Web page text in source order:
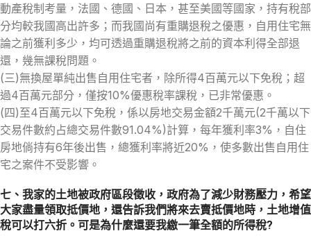
動產稅制考量，法國、德國、日本，甚至美國等國家，持有稅部
分均較我國高出許多；而我國尚有重購退稅之優惠，自用住宅無
論之前獲利多少，均可透過重購退稅將之前的資本利得全部退
還，幾無課稅問題。
(三)無換屋單純出售自用住宅者，除所得4百萬元以下免稅；超
過4百萬元部分，僅按10%優惠稅率課稅，已非常優惠。
(四)至4百萬元以下免稅，係以房地交易金額2千萬元(2千萬以下
交易件數約占總交易件數91.04%)計算，每年獲利率3%，自住
房地倘持有6年後出售，總獲利率將近20%，使多數出售自用住
宅之案件不受影響。
七、我家的土地被政府區段徵收，政府為了減少財務壓力，希望
大家盡量領取抵價地，還告訴我們將來去賣抵價地時，土地增值
稅可以打六折。可是為什麼還要我繳一筆全額的所得稅?